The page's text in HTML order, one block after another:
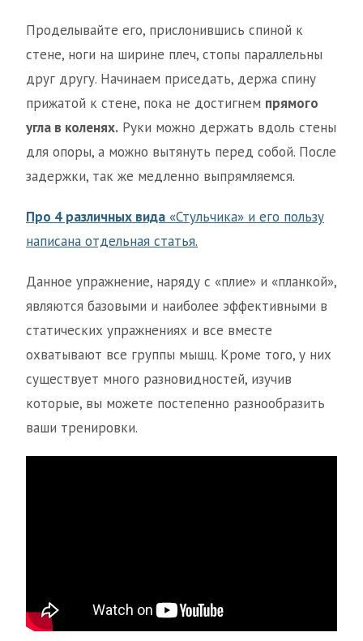
Проделывайте его, прислонившись спиной к
стене, ноги на ширине плеч, стопы параллельны
друг другу. Начинаем приседать, держа спину
прижатой к стене, пока не достигнем прямого
угла в коленях. Руки можно держать вдоль стены
для опоры, а можно вытянуть перед собой. После
задержки, так же медленно выпрямляемся.
Про 4 различных вида «Стульчика» и его пользу
написана отдельная статья.
Данное упражнение, наряду с «плие» и «планкой»,
являются базовыми и наиболее эффективными в
статических упражнениях и все вместе
охватывают все группы мышц. Кроме того, у них
существует много разновидностей, изучив
которые, вы можете постепенно разнообразить
ваши тренировки.